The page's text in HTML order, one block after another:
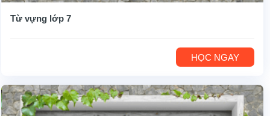
Từ vựng lớp 7
HỌC NGAY